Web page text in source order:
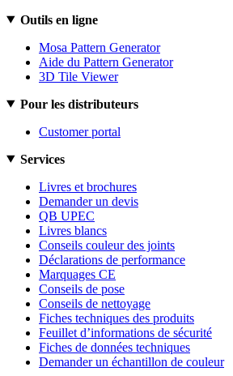
Outils en ligne
Mosa Pattern Generator
Aide du Pattern Generator
3D Tile Viewer
Pour les distributeurs
Customer portal
Services
Livres et brochures
Demander un devis
QB UPEC
Livres blancs
Conseils couleur des joints
Déclarations de performance
Marquages CE
Conseils de pose
Conseils de nettoyage
Fiches techniques des produits
Feuillet d’informations de sécurité
Fiches de données techniques
Demander un échantillon de couleur